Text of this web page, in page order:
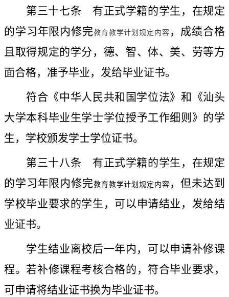
第三十七条 有正式学籍的学生，在规定
的学习年限内修完教育教学计划规定内容 ，成绩合格
且取得规定的学分，德、智、体、美、劳等方
面合格，准予毕业，发给毕业证书。
符合《中华人民共和国学位法》和《汕头
大学本科毕业生学士学位授予工作细则》的学
生，学校颁发学士学位证书。
第三十八条 有正式学籍的学生，在规定
的学习年限内修完教育教学计划规定内容 ，但未达到
学校毕业要求的学生，可以申请结业，发给结
业证书。
学生结业离校后一年内，可以申请补修课
程。若补修课程考核合格的，符合毕业要求 ，
可申请将结业证书换为毕业证书。